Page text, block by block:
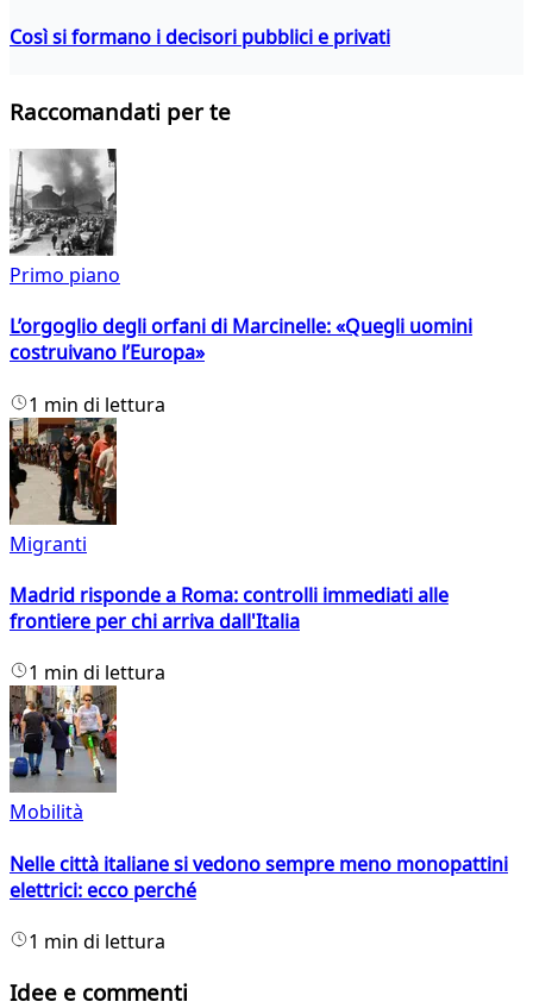
Così si formano i decisori pubblici e privati
Raccomandati per te
Primo piano
L’orgoglio degli orfani di Marcinelle: «Quegli uomini
costruivano l’Europa»
1 min di lettura
Migranti
Madrid risponde a Roma: controlli immediati alle
frontiere per chi arriva dall'Italia
1 min di lettura
Mobilità
Nelle città italiane si vedono sempre meno monopattini
elettrici: ecco perché
1 min di lettura
Idee e commenti